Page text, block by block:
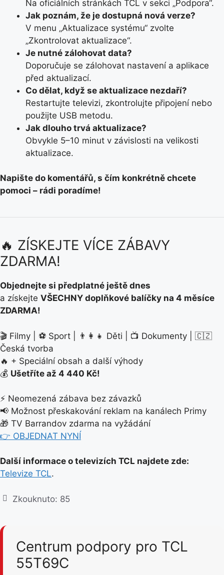
Na oficiálních stránkách TCL v sekci „Podpora“.
Jak poznám, že je dostupná nová verze?
V menu „Aktualizace systému“ zvolte
„Zkontrolovat aktualizace“.
Je nutné zálohovat data?
Doporučuje se zálohovat nastavení a aplikace
před aktualizací.
Co dělat, když se aktualizace nezdaří?
Restartujte televizi, zkontrolujte připojení nebo
použijte USB metodu.
Jak dlouho trvá aktualizace?
Obvykle 5–10 minut v závislosti na velikosti
aktualizace.
Napište do komentářů, s čím konkrétně chcete
pomoci – rádi poradíme!
🔥 ZÍSKEJTE VÍCE ZÁBAVY
ZDARMA!
Objednejte si předplatné ještě dnes
a získejte VŠECHNY doplňkové balíčky na 4 měsíce
ZDARMA!
🎬 Filmy | ⚽ Sport | 👨‍👩‍👧 Děti | 📺 Dokumenty | 🇨🇿
Česká tvorba
🔥 + Speciální obsah a další výhody
💰 Ušetříte až 4 440 Kč!
⚡ Neomezená zábava bez závazků
📢 Možnost přeskakování reklam na kanálech Primy
🎁 TV Barrandov zdarma na vyžádání
👉 OBJEDNAT NYNÍ
Další informace o televizích TCL najdete zde:
Televize TCL.
Zkouknuto: 85
Centrum podpory pro TCL
55T69C